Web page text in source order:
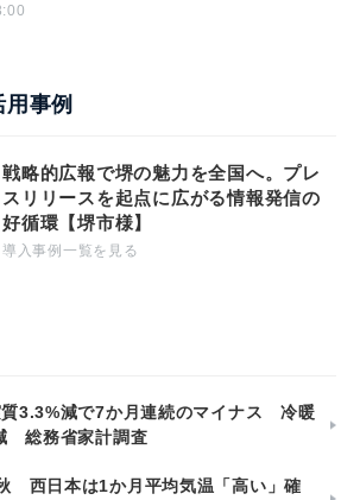
事例
戦略的広報で堺の魅力を全国へ。プレ
スリリースを起点に広がる情報発信の
好循環【堺市様】
導入事例一覧を見る
3.3%減で7か月連続のマイナス 冷暖
総務省家計調査
西日本は1か月平均気温「高い」確